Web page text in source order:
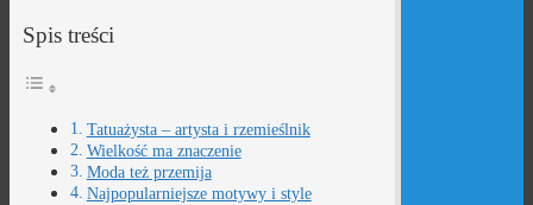
Spis treści
Tatuażysta – artysta i rzemieślnik
Wielkość ma znaczenie
Moda też przemija
Najpopularniejsze motywy i style